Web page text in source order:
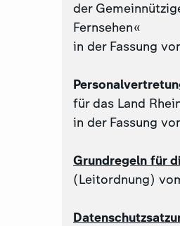
der
Fernsehen«
in der Fassung
für das Land
in der Fassung
Grundregeln für
(Leitordnung)